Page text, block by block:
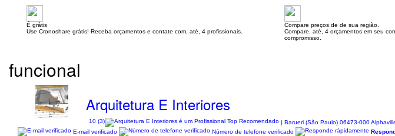
É grátis
Use Cronoshare grátis! Receba orçamentos e contate com, até, 4 profissionais.
Compare preços de de sua região.
Compare, até, 4 orçamentos em seu
compromisso.
funcional
Arquitetura E Interiores
10 (3)
| Barueri (São Paulo) 06473-000
E-mail verificado
Número de telefone verificado